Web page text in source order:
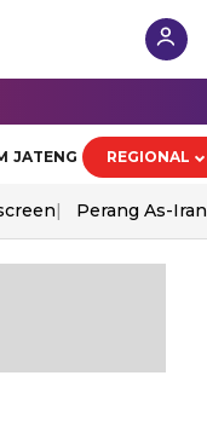
JATENG REGIONAL
Perang As-Iran